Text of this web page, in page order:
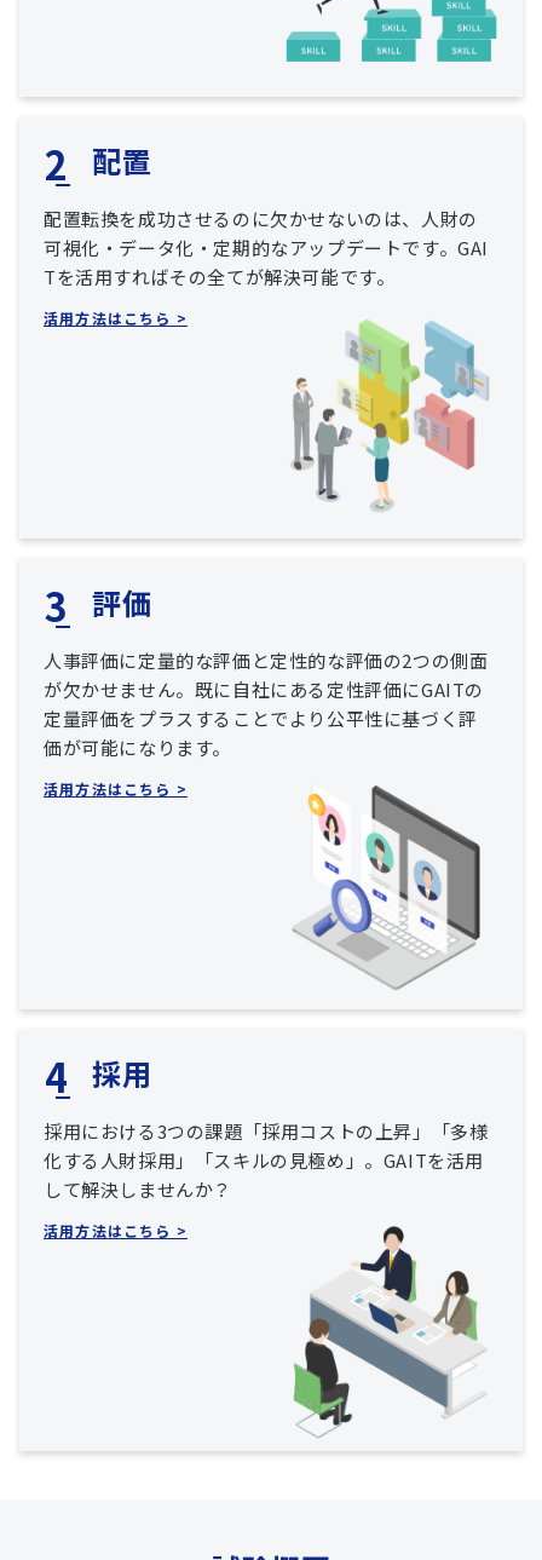
配置
配置転換を成功させるのに欠かせないのは、人財の
可視化・データ化・定期的なアップデートです。GAI
Tを活用すればその全てが解決可能です。
活用方法はこちら >
評価
人事評価に定量的な評価と定性的な評価の2つの側面
が欠かせません。既に自社にある定性評価にGAITの
定量評価をプラスすることでより公平性に基づく評
価が可能になります。
活用方法はこちら >
採用
採用における3つの課題「採用コストの上昇」「多様
化する人財採用」「スキルの見極め」。GAITを活用
して解決しませんか？
活用方法はこちら >